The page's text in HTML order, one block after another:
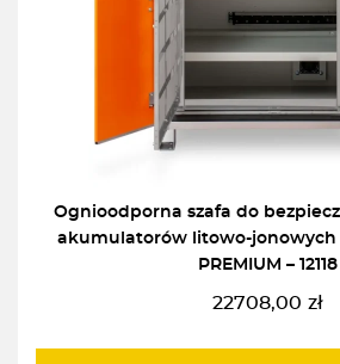
Ognioodporna szafa do
akumulatorów litowo-jonowych
PREMIUM – 12118
22708,00 zł